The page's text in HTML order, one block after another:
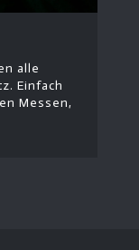
alle
Einfach
Messen,